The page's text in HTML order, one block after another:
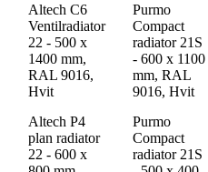
Altech C6
Ventilradiator
22 - 500 x
1400 mm,
RAL 9016,
Hvit
Purmo
Compact
radiator 21S
- 600 x 1100
mm, RAL
9016, Hvit
Altech P4
plan radiator
22 - 600 x
Purmo
Compact
radiator 21S